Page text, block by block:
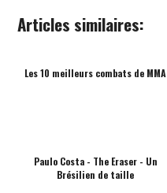
Articles similaires:
Les 10 meilleurs combats de MMA
Paulo Costa - The Eraser - Un
Brésilien de taille